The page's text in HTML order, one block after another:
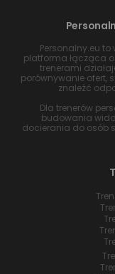
Personalny.eu
platforma łącząca
trenerami
porównywanie ofert,
znaleźć
Dla trenerów
budowania
docierania do osób